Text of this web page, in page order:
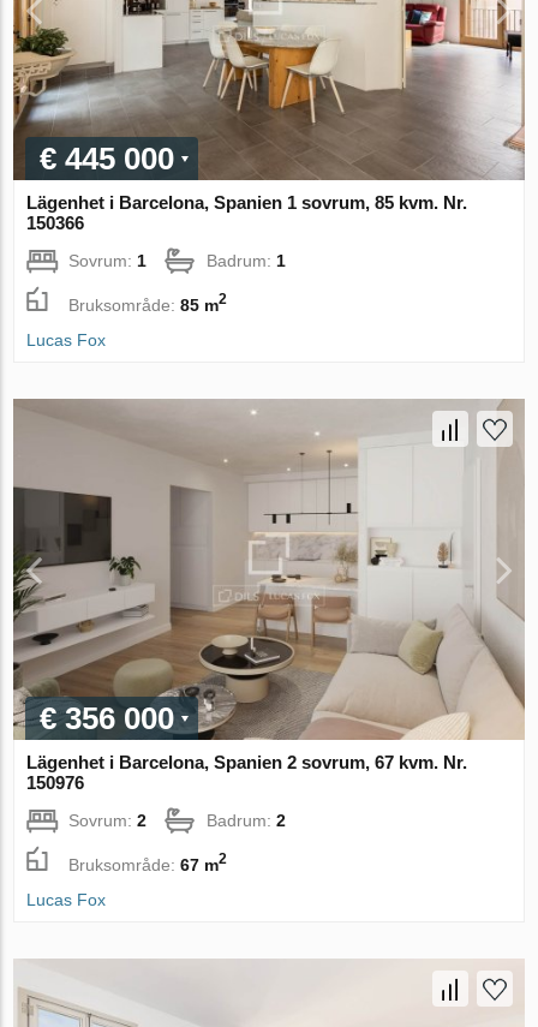
€ 445 000
Lägenhet i Barcelona, Spanien 1 sovrum, 85 kvm. Nr.
150366
Sovrum: 1 Badrum: 1
Bruksområde:85 m2
Lucas Fox
€ 356 000
Lägenhet i Barcelona, Spanien 2 sovrum, 67 kvm. Nr.
150976
Sovrum:2 Badrum:2
Bruksområde:67 m2
Lucas Fox